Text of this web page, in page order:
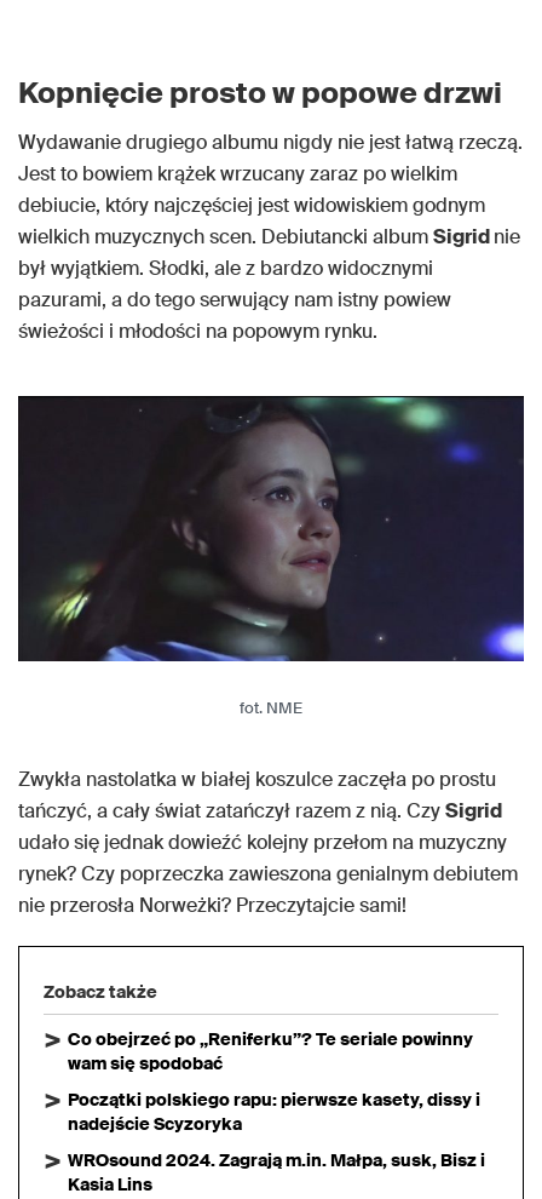
Kopnięcie prosto w popowe drzwi
Wydawanie drugiego albumu nigdy nie jest łatwą rzeczą.
Jest to bowiem krążek wrzucany zaraz po wielkim
debiucie, który najczęściej jest widowiskiem godnym
wielkich muzycznych scen. Debiutancki albumSigridnie
był wyjątkiem. Słodki, ale z bardzo widocznymi
pazurami, a do tego serwujący nam istny powiew
świeżości i młodości na popowym rynku.
fot. NME
Zwykła nastolatka w białej koszulce zaczęła po prostu
tańczyć, a cały świat zatańczył razem z nią. CzySigrid
udało się jednak dowieźć kolejny przełom na muzyczny
rynek? Czy poprzeczka zawieszona genialnym debiutem
nie przerosła Norweżki? Przeczytajcie sami!
Zobacz także
Co obejrzeć po „Reniferku”? Te seriale powinny
wam się spodobać
Początki polskiego rapu: pierwsze kasety, dissy i
nadejście Scyzoryka
WROsound 2024. Zagrają m.in. Małpa, susk, Bisz i
Kasia Lins